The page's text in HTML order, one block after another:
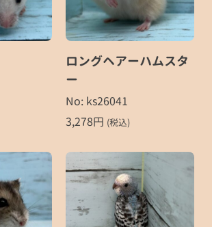
ロングヘアーハムスタ
ー
No: ks26041
3,278円 (税込)